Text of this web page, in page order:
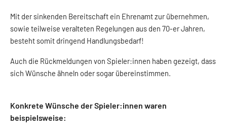
Mit der sinkenden Bereitschaft ein Ehrenamt zur übernehmen,
sowie teilweise veralteten Regelungen aus den 70-er Jahren,
besteht somit dringend Handlungsbedarf!
Auch die Rückmeldungen von Spieler:innen haben gezeigt, dass
sich Wünsche ähneln oder sogar übereinstimmen.
Konkrete Wünsche der Spieler:innen waren
beispielsweise: